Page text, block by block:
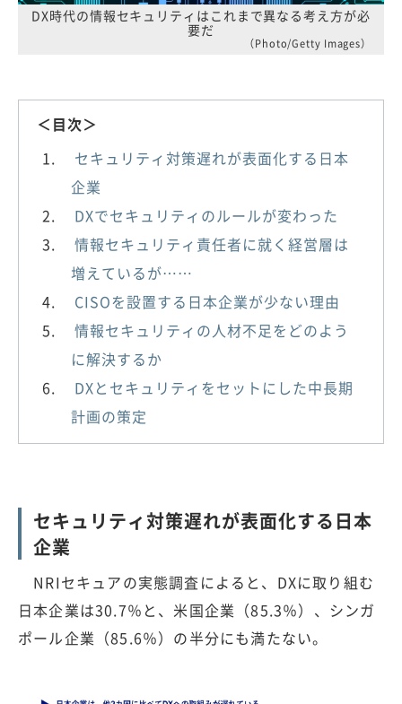
DX時代の情報セキュリティはこれまで異なる考え方が必
要だ
（Photo/Getty Images）
＜目次＞
セキュリティ対策遅れが表面化する日本
企業
DXでセキュリティのルールが変わった
情報セキュリティ責任者に就く経営層は
増えているが……
CISOを設置する日本企業が少ない理由
情報セキュリティの人材不足をどのよう
に解決するか
DXとセキュリティをセットにした中長期
計画の策定
セキュリティ対策遅れが表面化する日本
企業
NRIセキュアの実態調査によると、DXに取り組む
日本企業は30.7％と、米国企業（85.3％）、シンガ
ポール企業（85.6％）の半分にも満たない。